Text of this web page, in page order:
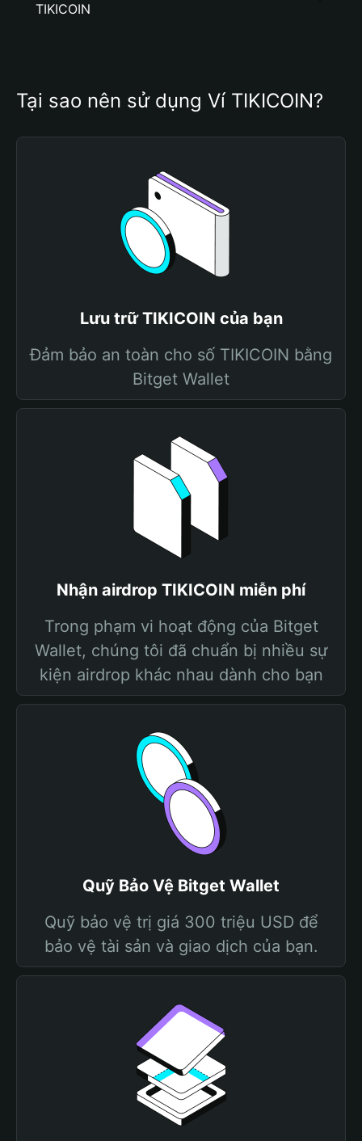
TIKICOIN
Tại sao nên sử dụng Ví TIKICOIN?
Lưu trữ TIKICOIN của bạn
Đảm bảo an toàn cho số TIKICOIN bằng
Bitget Wallet
Nhận airdrop TIKICOIN miễn phí
Trong phạm vi hoạt động của Bitget
Wallet, chúng tôi đã chuẩn bị nhiều sự
kiện airdrop khác nhau dành cho bạn
Quỹ Bảo Vệ Bitget Wallet
Quỹ bảo vệ trị giá 300 triệu USD để
bảo vệ tài sản và giao dịch của bạn.